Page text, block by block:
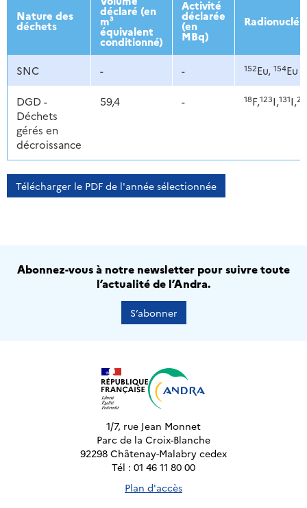
Nature des
déchets
déclaré (en
m³
équivalent
conditionné)
Activité
déclarée
(en
MBq)
SNC - - 152Eu, 154Eu
DGD -
Déchets
gérés en
décroissance
59,4 - 18F,123I,131I,
Télécharger le PDF de l'année sélectionnée
Abonnez-vous à notre newsletter pour suivre toute
l’actualité de l’Andra.
S’abonner
1/7, rue Jean Monnet
Parc de la Croix-Blanche
92298 Châtenay-Malabry cedex
Tél : 01 46 11 80 00
Plan d'accès